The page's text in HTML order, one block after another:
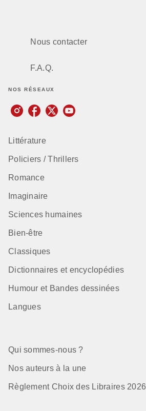
Nous contacter
F.A.Q.
NOS RÉSEAUX
Littérature
Policiers / Thrillers
Romance
Imaginaire
Sciences humaines
Bien-être
Classiques
Dictionnaires et encyclopédies
Humour et Bandes dessinées
Langues
Qui sommes-nous ?
Nos auteurs à la une
Règlement Choix des Libraires 2026